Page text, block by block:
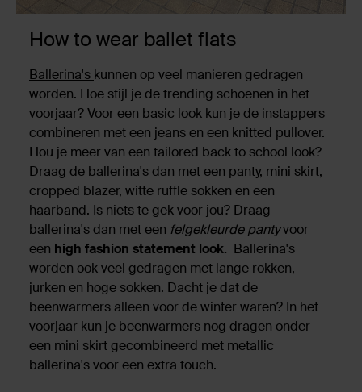
How to wear ballet flats
Ballerina's kunnen op veel manieren gedragen
worden. Hoe stijl je de trending schoenen in het
voorjaar? Voor een basic look kun je de instappers
combineren met een jeans en een knitted pullover.
Hou je meer van een tailored back to school look?
Draag de ballerina's dan met een panty, mini skirt,
cropped blazer, witte ruffle sokken en een
haarband. Is niets te gek voor jou? Draag
ballerina's dan met een felgekleurde pantyvoor
een high fashion statement look. Ballerina's
worden ook veel gedragen met lange rokken,
jurken en hoge sokken. Dacht je dat de
beenwarmers alleen voor de winter waren? In het
voorjaar kun je beenwarmers nog dragen onder
een mini skirt gecombineerd met metallic
ballerina's voor een extra touch.